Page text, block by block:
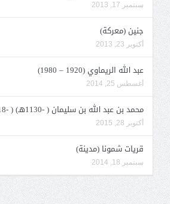
سبتمبر 17, 2013
جنين (معركة)
أكتوبر 23, 2013
عبد الله الريماوي (1920 – 1980)
أغسطس 25, 2014
محمد بن عبد الله بن سليمان ( -1130هـ) ( -1718م)
أكتوبر 28, 2015
قريات شمونا (مدينة)
سبتمبر 18, 2014